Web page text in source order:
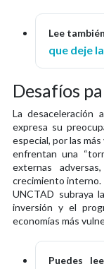
Lee
que deje
Desafíos
La desaceleración
expresa su
especial, por las
enfrentan una
externas
crecimiento interno.
UNCTAD subraya
inversión y el
economías más
Puedes